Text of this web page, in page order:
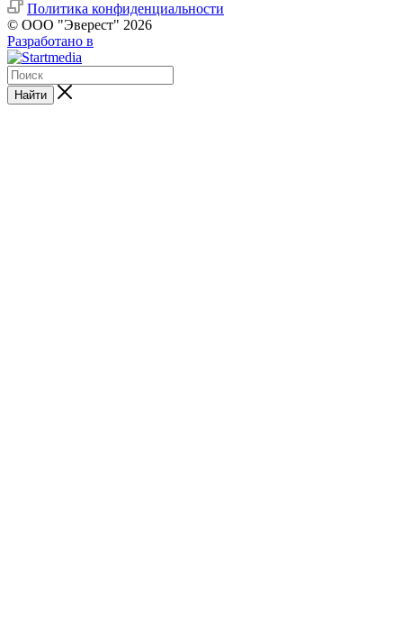
Политика конфиденциальности
© ООО "Эверест" 2026
Разработано в
Найти